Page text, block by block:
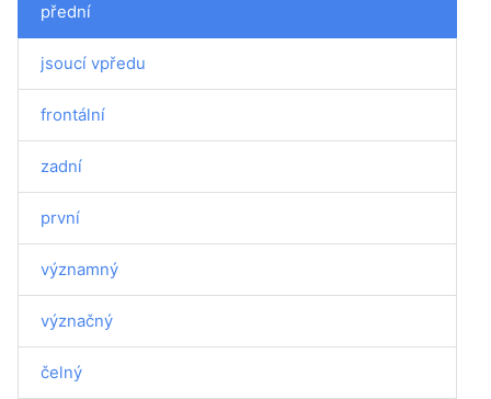
přední
jsoucí vpředu
frontální
zadní
první
významný
význačný
čelný